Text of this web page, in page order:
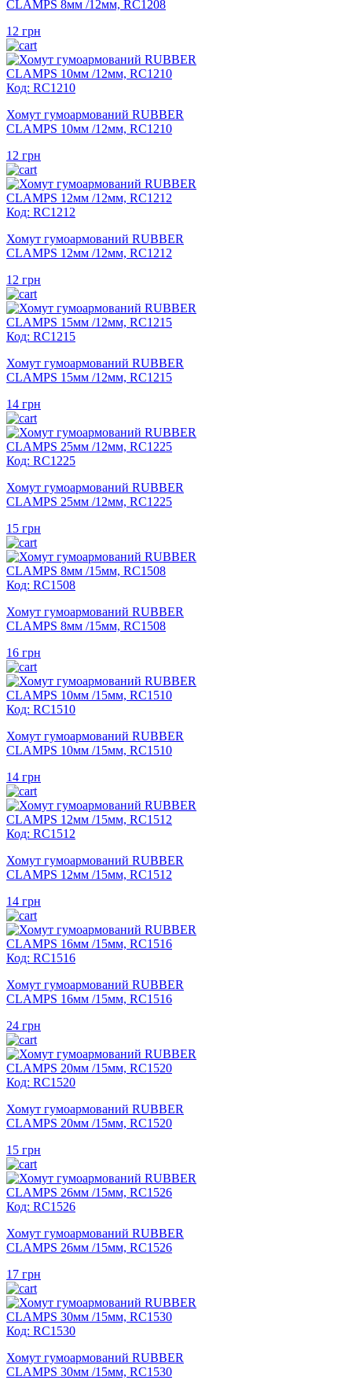
CLAMPS 8мм /12мм, RC1208
12 грн
Код: RC1210
Хомут гумоармований RUBBER
CLAMPS 10мм /12мм, RC1210
12 грн
Код: RC1212
Хомут гумоармований RUBBER
CLAMPS 12мм /12мм, RC1212
12 грн
Код: RC1215
Хомут гумоармований RUBBER
CLAMPS 15мм /12мм, RC1215
14 грн
Код: RC1225
Хомут гумоармований RUBBER
CLAMPS 25мм /12мм, RC1225
15 грн
Код: RC1508
Хомут гумоармований RUBBER
CLAMPS 8мм /15мм, RC1508
16 грн
Код: RC1510
Хомут гумоармований RUBBER
CLAMPS 10мм /15мм, RC1510
14 грн
Код: RC1512
Хомут гумоармований RUBBER
CLAMPS 12мм /15мм, RC1512
14 грн
Код: RC1516
Хомут гумоармований RUBBER
CLAMPS 16мм /15мм, RC1516
24 грн
Код: RC1520
Хомут гумоармований RUBBER
CLAMPS 20мм /15мм, RC1520
15 грн
Код: RC1526
Хомут гумоармований RUBBER
CLAMPS 26мм /15мм, RC1526
17 грн
Код: RC1530
Хомут гумоармований RUBBER
CLAMPS 30мм /15мм, RC1530